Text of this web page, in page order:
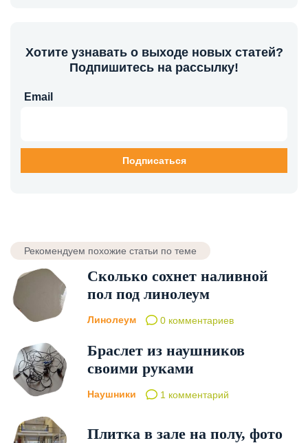
Хотите узнавать о выходе новых статей?
Подпишитесь на рассылку!
Email
Рекомендуем похожие статьи по теме
Сколько сохнет наливной
пол под линолеум
Линолеум 0 комментариев
Браслет из наушников
своими руками
Наушники 1 комментарий
Плитка в зале на полу, фото